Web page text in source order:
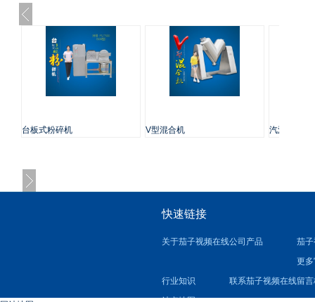
台板式粉碎机 V型混合机 汽油磨粉机
快速链接
关于茄子视频在线公司产品
茄
更
行业知识
联系茄子视频在线留